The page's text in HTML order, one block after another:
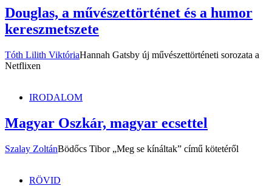
Douglas, a művészettörténet és a humor
kereszmetszete
Tóth Lilith ViktóriaHannah Gatsby új művészettörténeti sorozata a
Netflixen
IRODALOM
Magyar Oszkár, magyar ecsettel
Szalay ZoltánBödőcs Tibor „Meg se kínáltak” című kötetéről
RÖVID